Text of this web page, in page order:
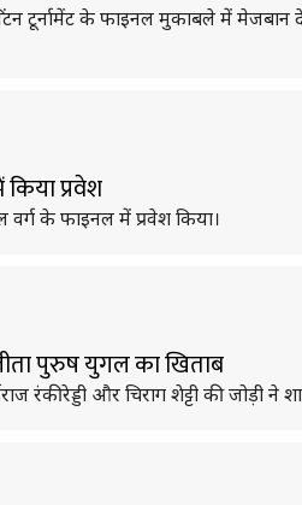
टूर्नामेंट के फाइनल मुकाबले में
प्रवेश
वर्ग के फाइनल में प्रवेश किया।
पुरुष युगल का खिताब
और चिराग शेट्टी की जोड़ी ने